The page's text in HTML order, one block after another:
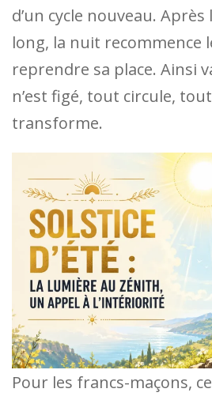
d’un cycle nouveau.
long, la nuit recommence
reprendre sa place. Ainsi
n’est figé, tout circule,
transforme.
Pour les francs-maçons,